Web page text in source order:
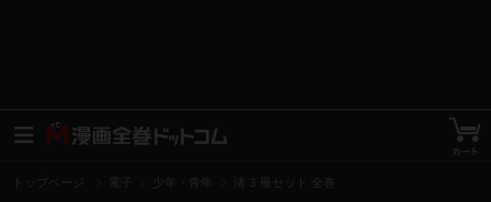
トップページ 少年・青年 渚 3 冊セット 全巻